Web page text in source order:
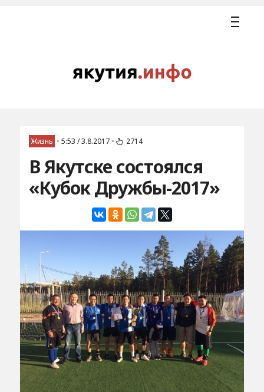
Жизнь • 5:53 / 3.8.2017 • 2714
В Якутске состоялся
«Кубок Дружбы-2017»